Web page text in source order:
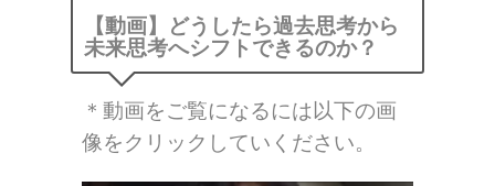
【動画】どうしたら過去思考から
未来思考へシフトできるのか？
＊動画をご覧になるには以下の画
像をクリックしていください。